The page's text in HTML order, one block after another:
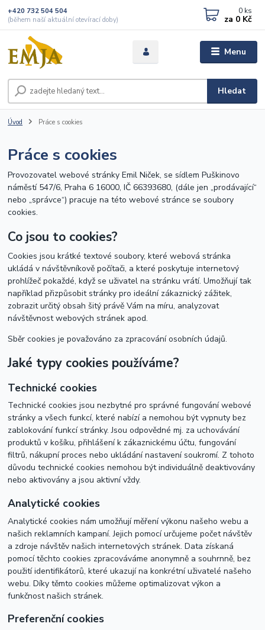
Menu
Hledat
+420 732 504 504
(během naší aktuální otevírací doby)
0 ks
za 0 Kč
Úvod Práce s cookies
Práce s cookies
Provozovatel webové stránky Emil Niček, se sídlem Puškinovo
náměstí 547/6, Praha 6 16000, IČ 66393680, (dále jen „prodávající“
nebo „správce“) pracuje na této webové stránce se soubory
cookies.
Co jsou to cookies?
Cookies jsou krátké textové soubory, které webová stránka
ukládá v návštěvníkově počítači, a které poskytuje internetový
prohlížeč pokaždé, když se uživatel na stránku vrátí. Umožňují tak
například přizpůsobit stránky pro ideální zákaznický zážitek,
zobrazit určitý obsah šitý právě Vám na míru, analyzovat
návštěvnost webových stránek apod.
Sběr cookies je považováno za zpracování osobních údajů.
Jaké typy cookies používáme?
Technické cookies
Technické cookies jsou nezbytné pro správné fungování webové
stránky a všech funkcí, které nabízí a nemohou být vypnuty bez
zablokování funkcí stránky. Jsou odpovědné mj. za uchovávání
produktů v košíku, přihlášení k zákaznickému účtu, fungování
filtrů, nákupní proces nebo ukládání nastavení soukromí. Z tohoto
důvodu technické cookies nemohou být individuálně deaktivovány
nebo aktivovány a jsou aktivní vždy.
Analytické cookies
Analytické cookies nám umožňují měření výkonu našeho webu a
našich reklamních kampaní. Jejich pomocí určujeme počet návštěv
a zdroje návštěv našich internetových stránek. Data získaná
pomocí těchto cookies zpracováváme anonymně a souhrnně, bez
použití identifikátorů, které ukazují na konkrétní uživatelé našeho
webu. Díky těmto cookies můžeme optimalizovat výkon a
funkčnost našich stránek.
Preferenční cookies